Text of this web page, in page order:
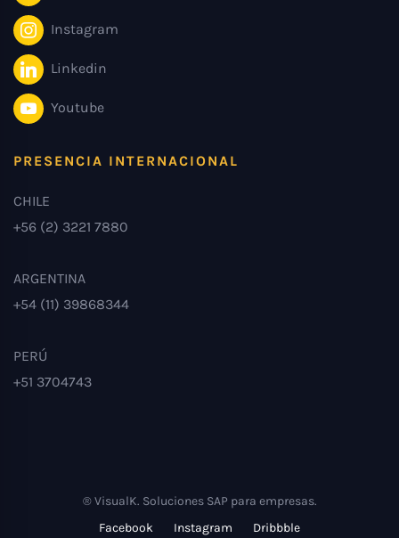
Instagram
Linkedin
Youtube
PRESENCIA INTERNACIONAL
CHILE
+56 (2) 3221 7880
ARGENTINA
+54 (11) 39868344
PERÚ
+51 3704743
® VisualK. Soluciones SAP para empresas.
Facebook
Instagram Dribbble